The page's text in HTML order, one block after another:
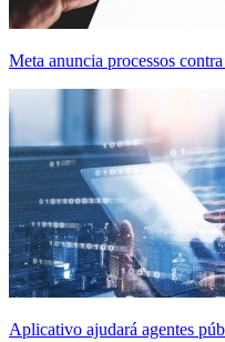
Meta anuncia processos
Aplicativo ajudará agentes